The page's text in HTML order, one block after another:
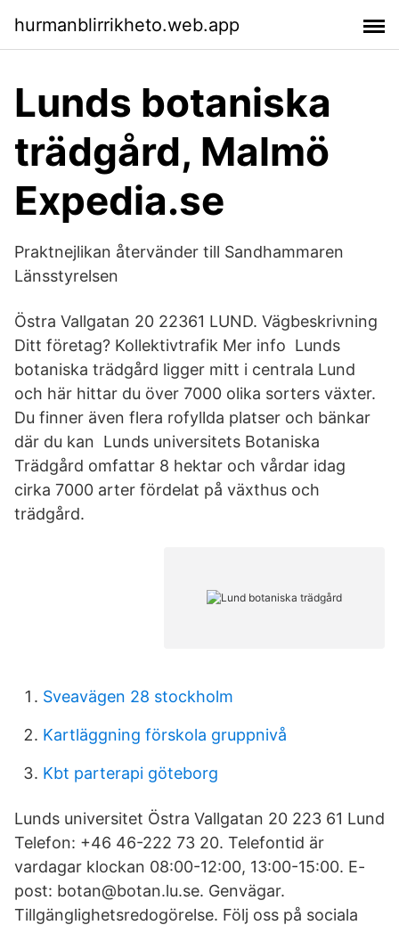
hurmanblirrikheto.web.app
Lunds botaniska
trädgård, Malmö
Expedia.se
Praktnejlikan återvänder till Sandhammaren
Länsstyrelsen
Östra Vallgatan 20 22361 LUND. Vägbeskrivning
Ditt företag? Kollektivtrafik Mer info Lunds
botaniska trädgård ligger mitt i centrala Lund
och här hittar du över 7000 olika sorters växter.
Du finner även flera rofyllda platser och bänkar
där du kan Lunds universitets Botaniska
Trädgård omfattar 8 hektar och vårdar idag
cirka 7000 arter fördelat på växthus och
trädgård.
Sveavägen 28 stockholm
Kartläggning förskola gruppnivå
Kbt parterapi göteborg
Lunds universitet Östra Vallgatan 20 223 61 Lund
Telefon: +46 46-222 73 20. Telefontid är
vardagar klockan 08:00-12:00, 13:00-15:00. E-
post: botan@botan.lu.se. Genvägar.
Tillgänglighetsredogörelse. Följ oss på sociala